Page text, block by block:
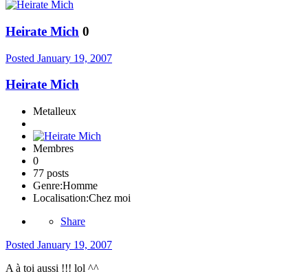
Heirate Mich 0
Posted January 19, 2007
Heirate Mich
Metalleux
Membres
0
77 posts
Genre:Homme
Localisation:Chez moi
Share
Posted January 19, 2007
A à toi aussi !!! lol ^^